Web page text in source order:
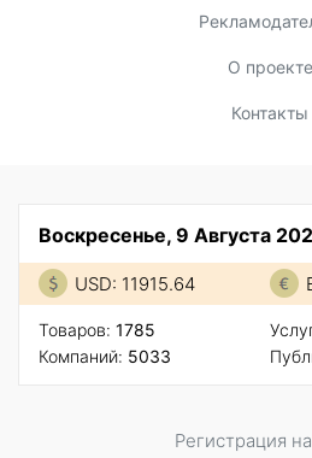
О проекте
Контакты
Воскресенье, 9 Августа
USD: 11915.64
Товаров: 1785
Компаний: 5033
Регистрация